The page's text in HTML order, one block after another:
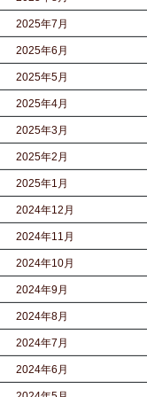
2025年7月
2025年6月
2025年5月
2025年4月
2025年3月
2025年2月
2025年1月
2024年12月
2024年11月
2024年10月
2024年9月
2024年8月
2024年7月
2024年6月